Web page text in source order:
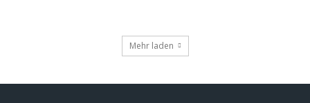
Mehr laden